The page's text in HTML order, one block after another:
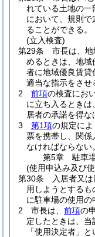
れている土地の一
において、規則
ることができる。
(立入検査)
第29条
市長は、
めるときは、地域
者に地域優良賃貸
適当な指示をさせ
2
前項の検査にお
に立ち入るときは
居者の承諾を得な
3
第1項の規定に
票を携帯し、関係
なければならない。
第5章
駐車
(使用申込み及び
第30条
入居者又
用しようとする
に駐車場の使用の
2
市長は、 前項の
定したときは、
「使用決定者」